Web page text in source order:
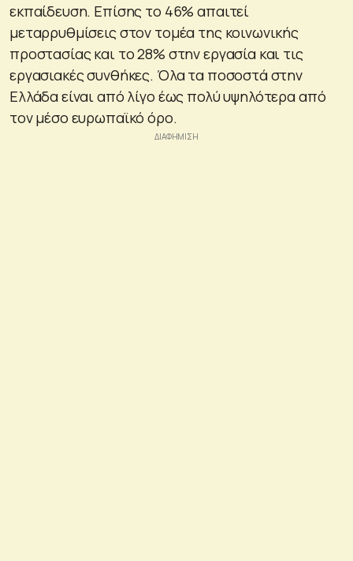
εκπαίδευση. Επίσης το 46% απαιτεί
μεταρρυθμίσεις στον τομέα της κοινωνικής
προστασίας και το 28% στην εργασία και τις
εργασιακές συνθήκες. Όλα τα ποσοστά στην
Ελλάδα είναι από λίγο έως πολύ υψηλότερα από
τον μέσο ευρωπαϊκό όρο.